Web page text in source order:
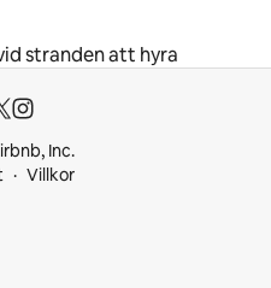
stranden att hyra
Inc.
Villkor